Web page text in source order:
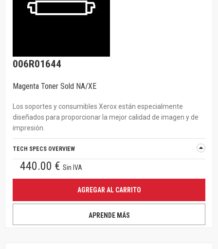
006R01644
Magenta Toner Sold NA/XE
Los soportes y consumibles Xerox están especialmente
diseñados para proporcionar la mejor calidad de imagen y de
impresión.
TECH SPECS OVERVIEW
440.00 € Sin IVA
AGREGAR AL CARRITO
APRENDE MÁS